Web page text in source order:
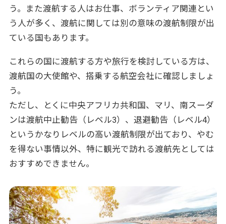
う。また渡航する人はお仕事、ボランティア関連とい
う人が多く、渡航に関しては別の意味の渡航制限が出
ている国もあります。
これらの国に渡航する方や旅行を検討している方は、
渡航国の大使館や、搭乗する航空会社に確認しましょ
う。
ただし、とくに中央アフリカ共和国、マリ、南スーダ
ンは渡航中止勧告（レベル3）、退避勧告（レベル4）
というかなりレベルの高い渡航制限が出ており、やむ
を得ない事情以外、特に観光で訪れる渡航先としては
おすすめできません。